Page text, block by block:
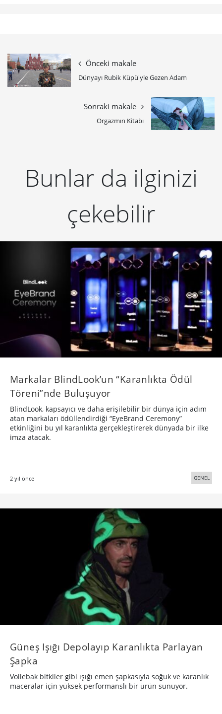
Önceki makale
Dünyayı Rubik Küpü'yle Gezen Adam
Sonraki makale
Orgazmın Kitabı
Bunlar da ilginizi
çekebilir
Markalar BlindLook’un “Karanlıkta Ödül
Töreni”nde Buluşuyor
BlindLook, kapsayıcı ve daha erişilebilir bir dünya için adım
atan markaları ödüllendirdiği “EyeBrand Ceremony”
etkinliğini bu yıl karanlıkta gerçekleştirerek dünyada bir ilke
imza atacak.
2 yıl önce GENEL
Güneş Işığı Depolayıp Karanlıkta Parlayan
Şapka
Vollebak bitkiler gibi ışığı emen şapkasıyla soğuk ve karanlık
maceralar için yüksek performanslı bir ürün sunuyor.